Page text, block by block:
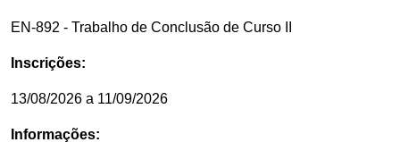
EN-892 - Trabalho de Conclusão de Curso II
Inscrições:
13/08/2026 a 11/09/2026
Informações: